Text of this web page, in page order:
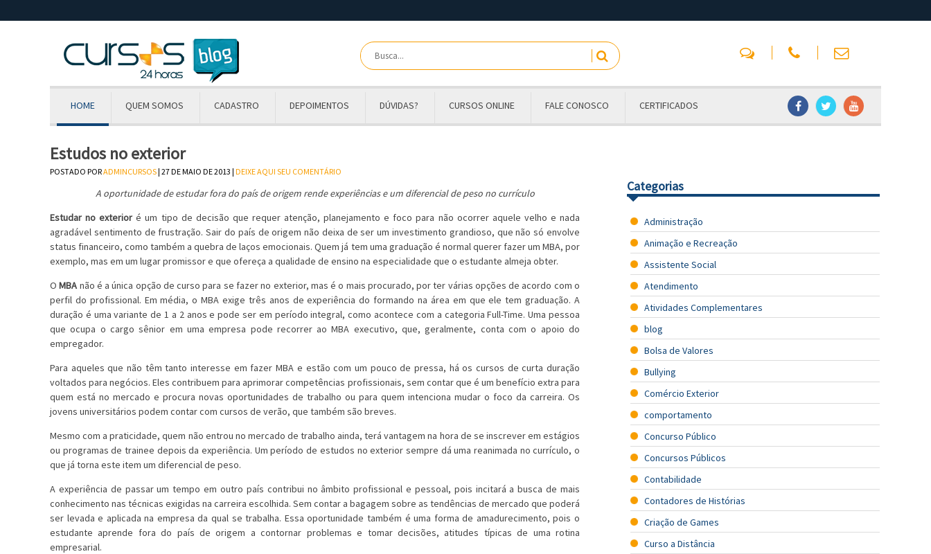
HOME QUEM SOMOS CADASTRO DEPOIMENTOS DÚVIDAS? CURSOS ONLINE FALE CONOSCO CERTIFICADOS
Estudos no exterior
POSTADO PORADMINCURSOS| 27 DE MAIO DE 2013 | DEIXE AQUI SEU COMENTÁRIO
A oportunidade de estudar fora do país de origem rende experiências e um diferencial de peso no currículo
Estudar no exterior é um tipo de decisão que requer atenção, planejamento e foco para não ocorrer aquele velho e nada
agradável sentimento de frustração. Sair do país de origem não deixa de ser um investimento grandioso, que não só envolve
status financeiro, como também a quebra de laços emocionais. Quem já tem uma graduação é normal querer fazer um MBA, por
exemplo, mas em um lugar promissor e que ofereça a qualidade de ensino na especialidade que o estudante almeja obter.
OMBA não é a única opção de curso para se fazer no exterior, mas é o mais procurado, por ter várias opções de acordo com o
perfil do profissional. Em média, o MBA exige três anos de experiência do formando na área em que ele tem graduação. A
duração é uma variante de 1 a 2 anos e pode ser em período integral, como acontece com a categoria Full-Time. Uma pessoa
que ocupa o cargo sênior em uma empresa pode recorrer ao MBA executivo, que, geralmente, conta com o apoio do
empregador.
Para aqueles que não têm tanto interesse em fazer MBA e estão com um pouco de pressa, há os cursos de curta duração
voltados para negócios. Eles contribuem para aprimorar competências profissionais, sem contar que é um benefício extra para
quem está no mercado e procura novas oportunidades de trabalho ou para quem intenciona mudar o foco da carreira. Os
jovens universitários podem contar com cursos de verão, que também são breves.
Mesmo com a praticidade, quem não entrou no mercado de trabalho ainda, terá vantagem na hora de se inscrever em estágios
ou programas de trainee depois da experiência. Um período de estudos no exterior sempre dá uma reanimada no currículo, o
que já torna este item um diferencial de peso.
A experiência de passar um tempo em outro país contribui no âmbito profissional e pessoal, pois incitará a busca de mais
conhecimento nas técnicas exigidas na carreira escolhida. Sem contar a bagagem sobre as tendências de mercado que poderá
ser levada e aplicada na empresa da qual se trabalha. Essa oportunidade também é uma forma de amadurecimento, pois o
estudante aprende fora do país de origem a contornar problemas e tomar decisões, atitudes típicas de uma rotina
empresarial.
Categorias
Administração
Animação e Recreação
Assistente Social
Atendimento
Atividades Complementares
blog
Bolsa de Valores
Bullying
Comércio Exterior
comportamento
Concurso Público
Concursos Públicos
Contabilidade
Contadores de Histórias
Criação de Games
Curso a Distância